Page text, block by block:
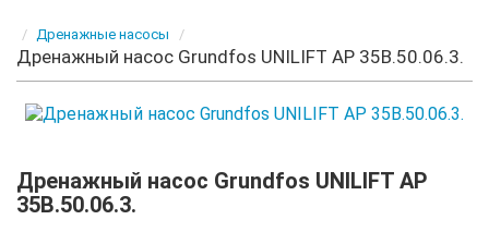
Дренажные насосы
Дренажный насос Grundfos UNILIFT AP 35B.50.06.3.
Дренажный насос Grundfos UNILIFT AP
35B.50.06.3.